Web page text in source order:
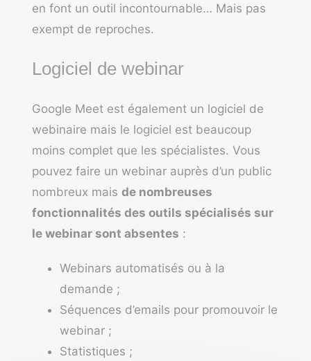
en font un outil incontournable… Mais pas
exempt de reproches.
Logiciel de webinar
Google Meet est également un logiciel de
webinaire mais le logiciel est beaucoup
moins complet que les spécialistes. Vous
pouvez faire un webinar auprès d’un public
nombreux mais de nombreuses
fonctionnalités des outils spécialisés sur
le webinar sont absentes :
Webinars automatisés ou à la
demande ;
Séquences d’emails pour promouvoir le
webinar ;
Statistiques ;